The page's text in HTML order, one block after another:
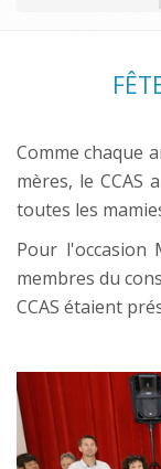
Comme chaque
mères, le CCAS
toutes les
Pour l'occasion
membres du
CCAS étaient